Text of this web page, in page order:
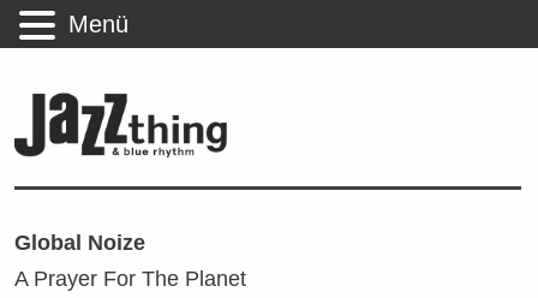
Global Noize
A Prayer For The Planet
Menü